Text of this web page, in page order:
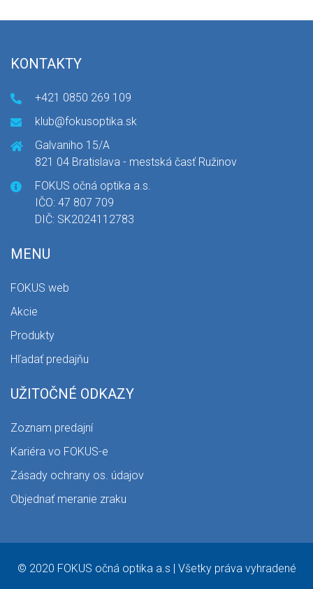
KONTAKTY
+421 0850 269 109
klub@fokusoptika.sk
Galvaniho 15/A
821 04 Bratislava - mestská časť Ružinov
FOKUS očná optika a.s.
IČO: 47 807 709
DIČ: SK2024112783
MENU
FOKUS web
Akcie
Produkty
Hľadať predajňu
UŽITOČNÉ ODKAZY
Zoznam predajní
Kariéra vo FOKUS-e
Zásady ochrany os. údajov
Objednať meranie zraku
© 2020 FOKUS očná optika a.s | Všetky práva vyhradené